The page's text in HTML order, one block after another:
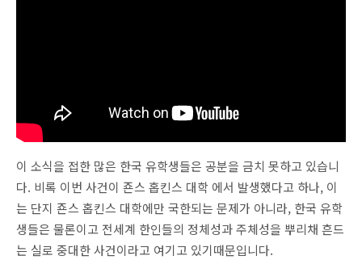
이 소식을 접한 많은 한국 유학생들은 공분을 금치 못하고 있습니
다. 비록 이번 사건이 죤스 홉킨스 대학 에서 발생했다고 하나, 이
는 단지 죤스 홉킨스 대학에만 국한되는 문제가 아니라, 한국 유학
생들은 물론이고 전세계 한인들의 정체성과 주체성을 뿌리채 흔드
는 실로 중대한 사건이라고 여기고 있기때문입니다.